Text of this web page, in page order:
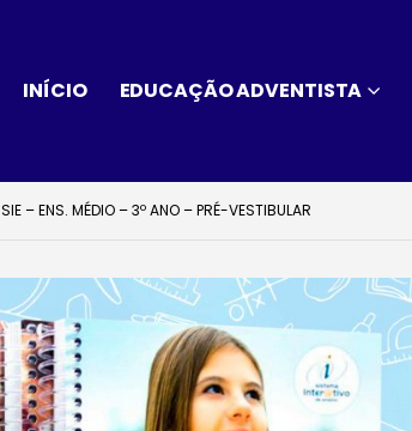
INÍCIO EDUCAÇÃO ADVENTISTA
SIE – ENS. MÉDIO – 3º ANO – PRÉ-VESTIBULAR